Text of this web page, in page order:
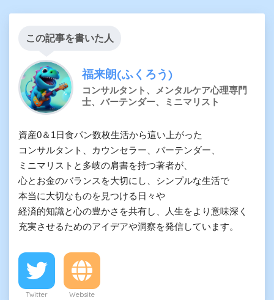
この記事を書いた人
福来朗(ふくろう)
コンサルタント、メンタルケア心理専門
士、バーテンダー、ミニマリスト
資産0＆1日食パン数枚生活から這い上がった
コンサルタント、カウンセラー、バーテンダー、
ミニマリストと多岐の肩書を持つ著者が、
心とお金のバランスを大切にし、シンプルな生活で
本当に大切なものを見つける日々や
経済的知識と心の豊かさを共有し、人生をより意味深く
充実させるためのアイデアや洞察を発信しています。
Twitter Website